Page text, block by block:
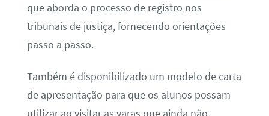
que aborda o processo de registro nos
tribunais de justiça, fornecendo orientações
passo a passo.
Também é disponibilizado um modelo de carta
de apresentação para que os alunos possam